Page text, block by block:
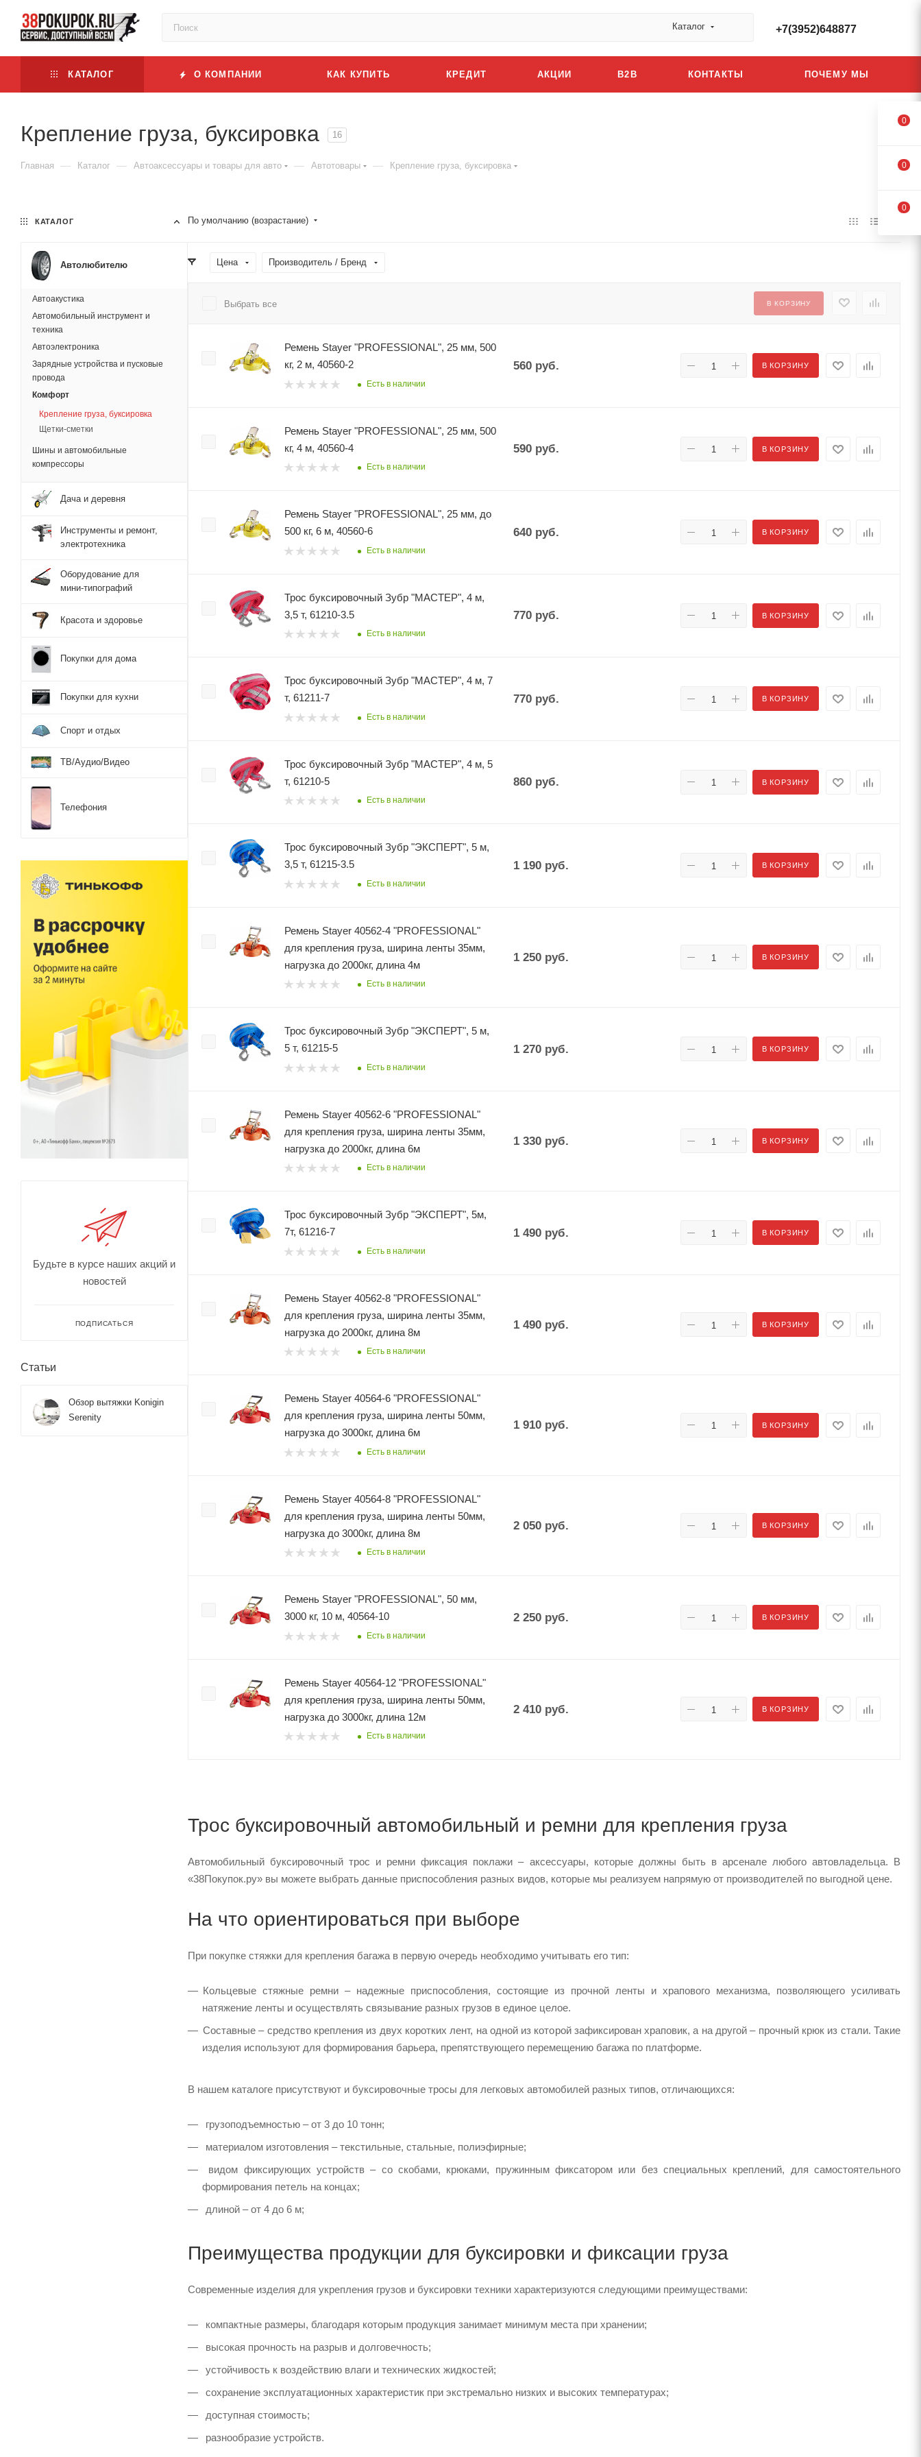
Каталог +7(3952)648877
КАТАЛОГ О КОМПАНИИ КАК КУПИТЬ КРЕДИТ АКЦИИ B2B КОНТАКТЫ ПОЧЕМУ МЫ
Крепление груза, буксировка 16
Главная — Каталог — Автоаксессуары и товары для авто — Автотовары — Крепление груза, буксировка
По умолчанию (возрастание)
Цена Производитель / Бренд
Выбрать все В КОРЗИНУ
Ремень Stayer "PROFESSIONAL", 25 мм, 500
кг, 2 м, 40560-2
Есть в наличии
560руб. В КОРЗИНУ
Ремень Stayer "PROFESSIONAL", 25 мм, 500
кг, 4 м, 40560-4
Есть в наличии
590руб. В КОРЗИНУ
Ремень Stayer "PROFESSIONAL", 25 мм, до
500 кг, 6 м, 40560-6
Есть в наличии
640руб. В КОРЗИНУ
Трос буксировочный Зубр "МАСТЕР", 4 м,
3,5 т, 61210-3.5
Есть в наличии
770руб. В КОРЗИНУ
Трос буксировочный Зубр "МАСТЕР", 4 м, 7
т, 61211-7
Есть в наличии
770руб. В КОРЗИНУ
Трос буксировочный Зубр "МАСТЕР", 4 м, 5
т, 61210-5
Есть в наличии
860руб. В КОРЗИНУ
Трос буксировочный Зубр "ЭКСПЕРТ", 5 м,
3,5 т, 61215-3.5
Есть в наличии
1 190руб. В КОРЗИНУ
Ремень Stayer 40562-4 "PROFESSIONAL"
для крепления груза, ширина ленты 35мм,
нагрузка до 2000кг, длина 4м
Есть в наличии
1 250руб. В КОРЗИНУ
Трос буксировочный Зубр "ЭКСПЕРТ", 5 м,
5 т, 61215-5
Есть в наличии
1 270руб. В КОРЗИНУ
Ремень Stayer 40562-6 "PROFESSIONAL"
для крепления груза, ширина ленты 35мм,
нагрузка до 2000кг, длина 6м
Есть в наличии
1 330руб. В КОРЗИНУ
Трос буксировочный Зубр "ЭКСПЕРТ", 5м,
7т, 61216-7
Есть в наличии
1 490руб. В КОРЗИНУ
Ремень Stayer 40562-8 "PROFESSIONAL"
для крепления груза, ширина ленты 35мм,
нагрузка до 2000кг, длина 8м
Есть в наличии
1 490руб. В КОРЗИНУ
Ремень Stayer 40564-6 "PROFESSIONAL"
для крепления груза, ширина ленты 50мм,
нагрузка до 3000кг, длина 6м
Есть в наличии
1 910руб. В КОРЗИНУ
Ремень Stayer 40564-8 "PROFESSIONAL"
для крепления груза, ширина ленты 50мм,
нагрузка до 3000кг, длина 8м
Есть в наличии
2 050руб. В КОРЗИНУ
Ремень Stayer "PROFESSIONAL", 50 мм,
3000 кг, 10 м, 40564-10
Есть в наличии
2 250руб. В КОРЗИНУ
Ремень Stayer 40564-12 "PROFESSIONAL"
для крепления груза, ширина ленты 50мм,
нагрузка до 3000кг, длина 12м
Есть в наличии
2 410руб. В КОРЗИНУ
Трос буксировочный автомобильный и ремни для крепления груза
Автомобильный буксировочный трос и ремни фиксация поклажи – аксессуары, которые должны быть в арсенале любого автовладельца. В
«38Покупок.ру» вы можете выбрать данные приспособления разных видов, которые мы реализуем напрямую от производителей по выгодной цене.
На что ориентироваться при выборе
При покупке стяжки для крепления багажа в первую очередь необходимо учитывать его тип:
Кольцевые стяжные ремни – надежные приспособления, состоящие из прочной ленты и храпового механизма, позволяющего усиливать
натяжение ленты и осуществлять связывание разных грузов в единое целое.
Составные – средство крепления из двух коротких лент, на одной из которой зафиксирован храповик, а на другой – прочный крюк из стали. Такие
изделия используют для формирования барьера, препятствующего перемещению багажа по платформе.
В нашем каталоге присутствуют и буксировочные тросы для легковых автомобилей разных типов, отличающихся:
грузоподъемностью – от 3 до 10 тонн;
материалом изготовления – текстильные, стальные, полиэфирные;
видом фиксирующих устройств – со скобами, крюками, пружинным фиксатором или без специальных креплений, для самостоятельного
формирования петель на концах;
длиной – от 4 до 6 м;
Преимущества продукции для буксировки и фиксации груза
Современные изделия для укрепления грузов и буксировки техники характеризуются следующими преимуществами:
компактные размеры, благодаря которым продукция занимает минимум места при хранении;
высокая прочность на разрыв и долговечность;
устойчивость к воздействию влаги и технических жидкостей;
сохранение эксплуатационных характеристик при экстремально низких и высоких температурах;
доступная стоимость;
разнообразие устройств.
КАТАЛОГ
Автолюбителю
Автоакустика
Автомобильный инструмент и
техника
Автоэлектроника
Зарядные устройства и пусковые
провода
Комфорт
Крепление груза, буксировка
Щетки-сметки
Шины и автомобильные
компрессоры
Дача и деревня
Инструменты и ремонт,
электротехника
Оборудование для
мини-типографий
Красота и здоровье
Покупки для дома
Покупки для кухни
Спорт и отдых
ТВ/Аудио/Видео
Телефония
Будьте в курсе наших акций и
новостей
ПОДПИСАТЬСЯ
Статьи
Обзор вытяжки Konigin
Serenity
0
0
0